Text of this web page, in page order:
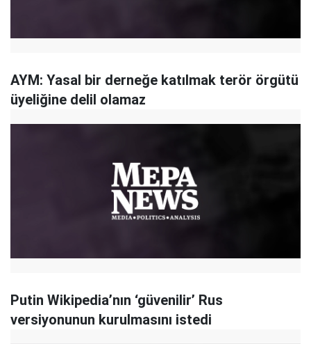
AYM: Yasal bir derneğe katılmak terör örgütü
üyeliğine delil olamaz
Putin Wikipedia’nın ‘güvenilir’ Rus
versiyonunun kurulmasını istedi